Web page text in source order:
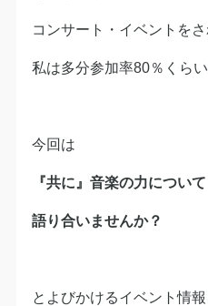
コンサート・イベントをさ
私は多分参加率80％くら
今回は
『共に』音楽の力について
語り合いませんか？
とよびかけるイベント情